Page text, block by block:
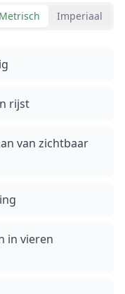
Metrisch Imperiaal
rijst
van zichtbaar
in vieren